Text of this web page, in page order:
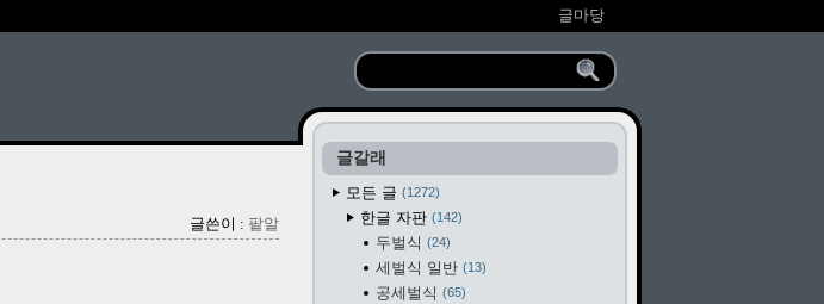
글마당
글쓴이 : 팥알
글갈래
모든 글
1272
한글 자판 142
두벌식 24
세벌식 일반 13
공세벌식 65